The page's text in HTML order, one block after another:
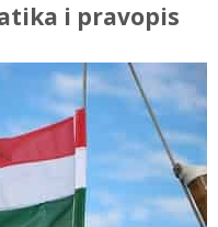
i pravopis